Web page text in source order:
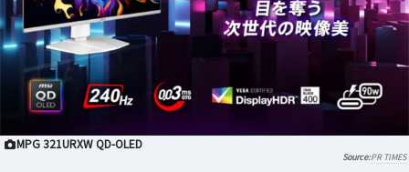
MPG 321URXW QD-OLED
PR TIMES